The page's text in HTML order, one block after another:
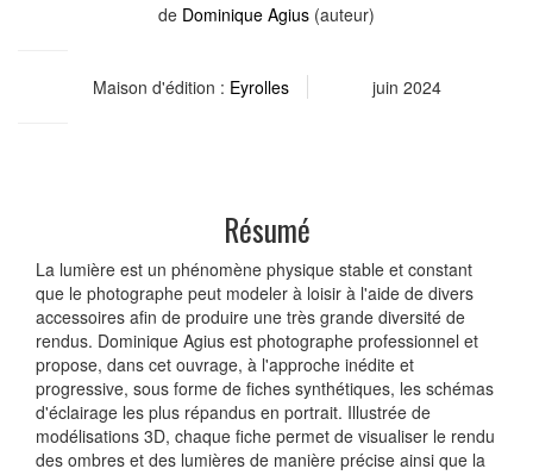
de Dominique Agius (auteur)
Maison d'édition : Eyrolles juin 2024
Résumé
La lumière est un phénomène physique stable et constant
que le photographe peut modeler à loisir à l'aide de divers
accessoires afin de produire une très grande diversité de
rendus. Dominique Agius est photographe professionnel et
propose, dans cet ouvrage, à l'approche inédite et
progressive, sous forme de fiches synthétiques, les schémas
d'éclairage les plus répandus en portrait. Illustrée de
modélisations 3D, chaque fiche permet de visualiser le rendu
des ombres et des lumières de manière précise ainsi que la